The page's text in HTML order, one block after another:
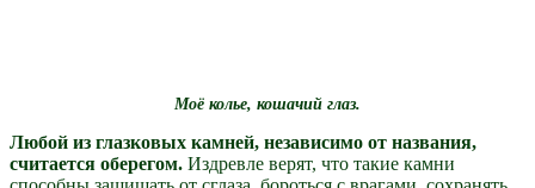
Моё колье, кошачий глаз.
Любой из глазковых камней, независимо от названия,
считается оберегом. Издревле верят, что такие камни